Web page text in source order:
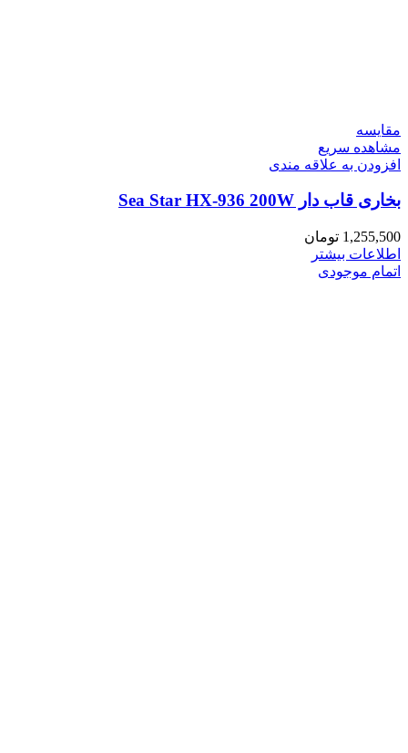
مقایسه
مشاهده سریع
افزودن به علاقه مندی
بخاری قاب دار Sea Star HX-936 200W
1,255,500 تومان
اطلاعات بیشتر
اتمام موجودی